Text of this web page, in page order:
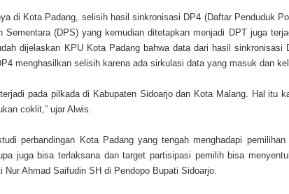
di Kota Padang, selisih hasil sinkronisasi DP4 (Daftar Penduduk
Sementara (DPS) yang kemudian ditetapkan menjadi DPT juga
dijelaskan KPU Kota Padang bahwa data dari hasil sinkronisasi
menghasilkan selisih karena ada sirkulasi data yang masuk dan
pada pilkada di Kabupaten Sidoarjo dan Kota Malang. Hal itu
coklit,” ujar Alwis.
perbandingan Kota Padang yang tengah menghadapi pemilihan
juga bisa terlaksana dan target partisipasi pemilih bisa
Ahmad Saifudin SH di Pendopo Bupati Sidoarjo.